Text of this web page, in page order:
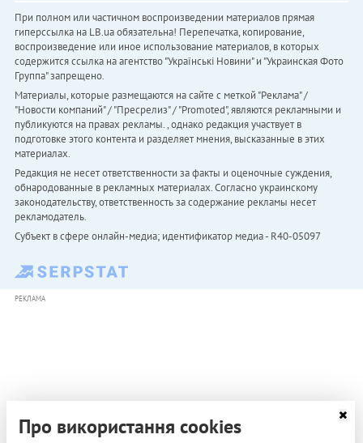
При полном или частичном воспроизведении материалов прямая
гиперссылка на LB.ua обязательна! Перепечатка, копирование,
воспроизведение или иное использование материалов, в которых
содержится ссылка на агентство "Українськi Новини" и "Украинская Фото
Группа" запрещено.
Материалы, которые размещаются на сайте с меткой "Реклама" /
"Новости компаний" / "Пресрелиз" / "Promoted", являются рекламными и
публикуются на правах рекламы. , однако редакция участвует в
подготовке этого контента и разделяет мнения, высказанные в этих
материалах.
Редакция не несет ответственности за факты и оценочные суждения,
обнародованные в рекламных материалах. Согласно украинскому
законодательству, ответственность за содержание рекламы несет
рекламодатель.
Субъект в сфере онлайн-медиа; идентификатор медиа - R40-05097
РЕКЛАМА
Про використання cookies